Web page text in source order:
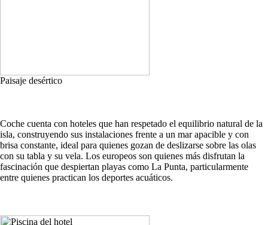
Paisaje desértico
Coche cuenta con hoteles que han respetado el equilibrio natural de la
isla, construyendo sus instalaciones frente a un mar apacible y con
brisa constante, ideal para quienes gozan de deslizarse sobre las olas
con su tabla y su vela. Los europeos son quienes más disfrutan la
fascinación que despiertan playas como La Punta, particularmente
entre quienes practican los deportes acuáticos.